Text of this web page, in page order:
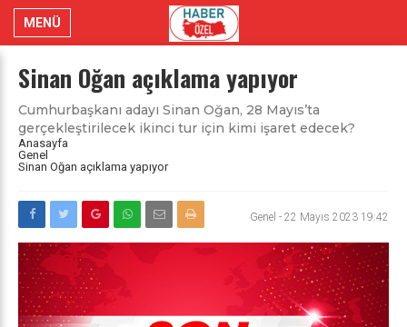
MENÜ
Sinan Oğan açıklama yapıyor
Cumhurbaşkanı adayı Sinan Oğan, 28 Mayıs’ta
gerçekleştirilecek ikinci tur için kimi işaret edecek?
Anasayfa
Genel
Sinan Oğan açıklama yapıyor
Genel - 22 Mayıs 2023 19:42